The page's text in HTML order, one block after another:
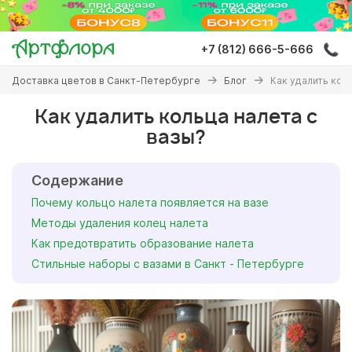
Перейти
основному
содержанию
+7 (812) 666-5-666
Вы
здесь
Доставка цветов в Санкт-Петербурге Блог Как удалить
Как удалить кольца налета с
вазы?
Содержание
Почему кольцо налета появляется на вазе
Методы удаления колец налета
Как предотвратить образование налета
Стильные наборы с вазами в Санкт - Петербурге